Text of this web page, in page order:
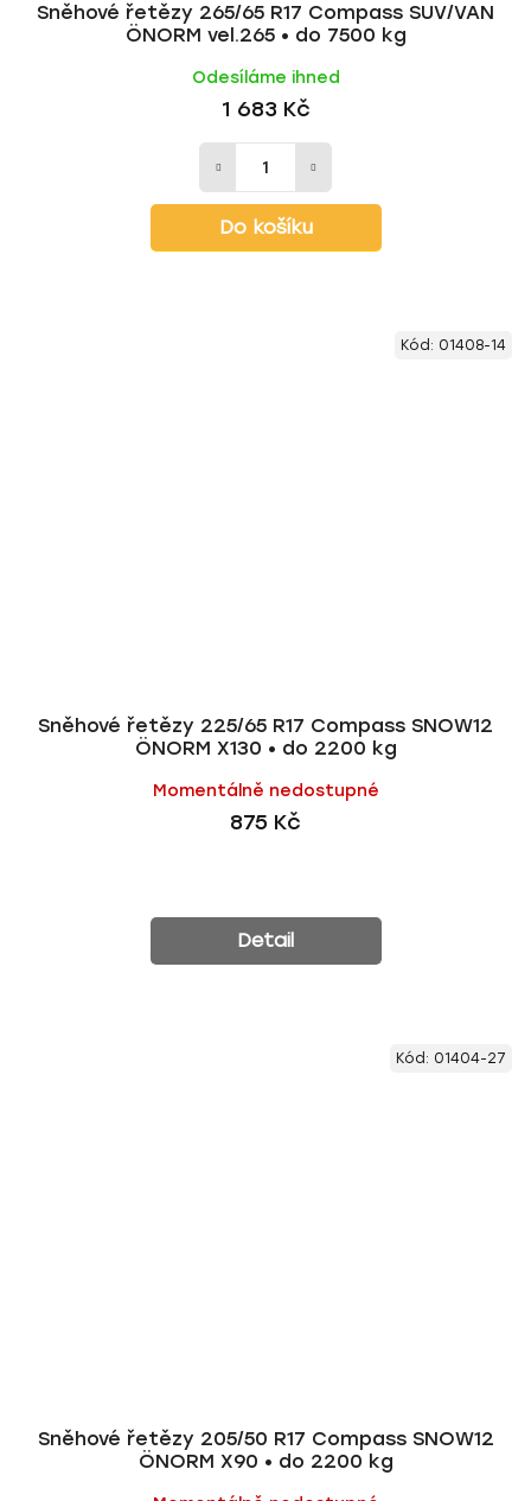
Sněhové řetězy 265/65 R17 Compass SUV/VAN
ÖNORM vel.265 • do 7500 kg
Odesíláme ihned
1 683 Kč
Do košíku
Sněhové řetězy 225/65 R17 Compass SNOW12
ÖNORM X130 • do 2200 kg
Momentálně nedostupné
875 Kč
Detail
Kód: 01408-14
Sněhové řetězy 205/50 R17 Compass SNOW12
ÖNORM X90 • do 2200 kg
Kód: 01404-27